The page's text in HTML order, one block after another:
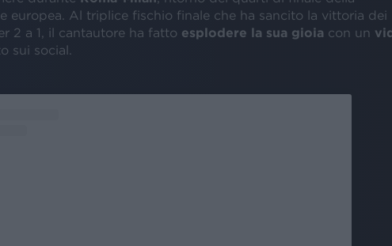
europea. Al triplice fischio finale che ha sancito la vittoria dei
2 a 1, il cantautore ha fatto esplodere la sua gioia con un
sui social.